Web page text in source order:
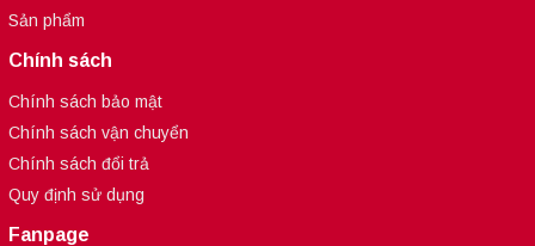
Sản phẩm
Chính sách
Chính sách bảo mật
Chính sách vận chuyển
Chính sách đổi trả
Quy định sử dụng
Fanpage